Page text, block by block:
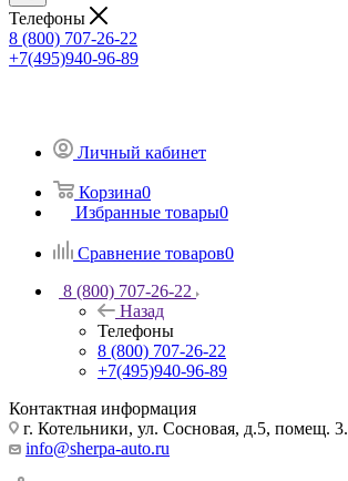
Телефоны
8 (800) 707-26-22
+7(495)940-96-89
Личный кабинет
Корзина0
Избранные товары0
Сравнение товаров0
8 (800) 707-26-22
Назад
Телефоны
8 (800) 707-26-22
+7(495)940-96-89
Контактная информация
г. Котельники, ул. Сосновая, д.5, помещ. 3.
info@sherpa-auto.ru